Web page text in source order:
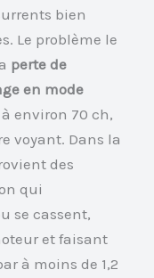
bien
Le problème le
perte de
en mode
environ 70 ch,
voyant. Dans la
des
qui
se cassent,
et faisant
à moins de 1,2